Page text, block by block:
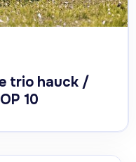
trio hauck /
10